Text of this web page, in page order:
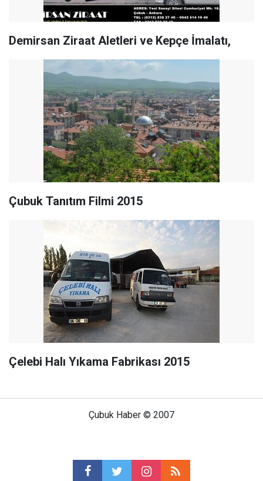
Demirsan Ziraat Aletleri ve Kepçe İmalatı,
Çubuk Tanıtım Filmi 2015
Çelebi Halı Yıkama Fabrikası 2015
Çubuk Haber © 2007